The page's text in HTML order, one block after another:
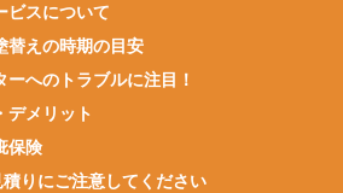
ビスについて
替えの時期の目安
ーへのトラブルに注目！
デメリット
保険
りにご注意してください